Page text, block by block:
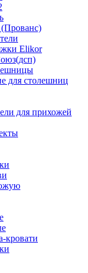
Elikor
для столешниц
для прихожей
кровати